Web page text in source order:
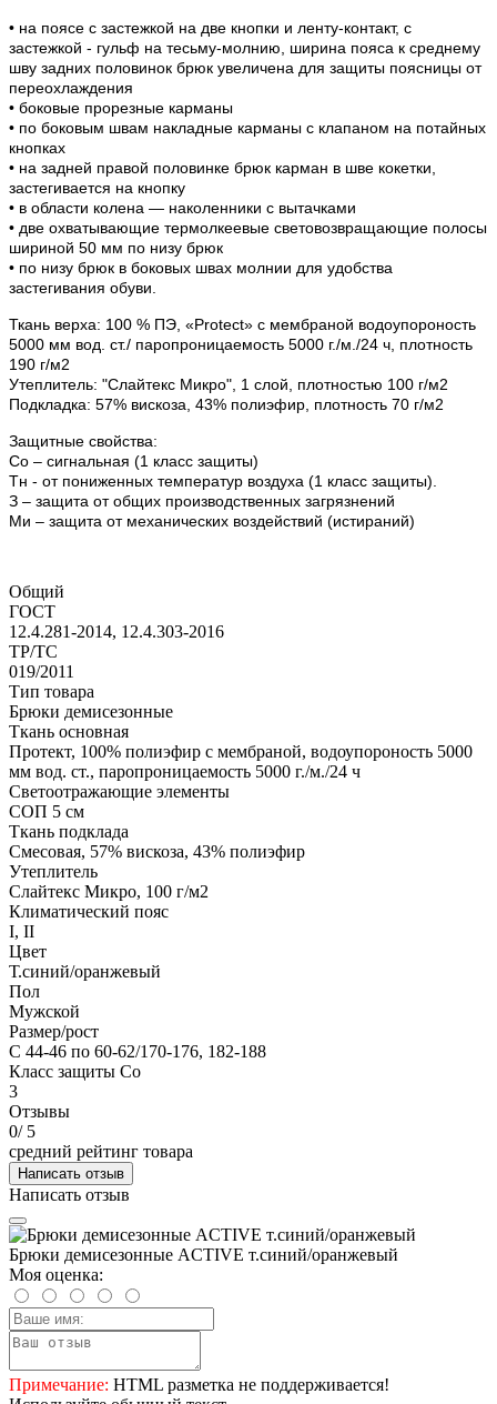
• на поясе с застежкой на две кнопки и ленту-контакт, с
застежкой - гульф на тесьму-молнию, ширина пояса к среднему
шву задних половинок брюк увеличена для защиты поясницы от
переохлаждения
• боковые прорезные карманы
• по боковым швам накладные карманы с клапаном на потайных
кнопках
• на задней правой половинке брюк карман в шве кокетки,
застегивается на кнопку
• в области колена — наколенники с вытачками
• две охватывающие термолкеевые световозвращающие полосы
шириной 50 мм по низу брюк
• по низу брюк в боковых швах молнии для удобства
застегивания обуви.
Ткань верха: 100 % ПЭ, «Protect» с мембраной водоупороность
5000 мм вод. ст./ паропроницаемость 5000 г./м./24 ч, плотность
190 г/м2
Утеплитель: "Слайтекс Микро", 1 слой, плотностью 100 г/м2
Подкладка: 57% вискоза, 43% полиэфир, плотность 70 г/м2
Защитные свойства:
Со – сигнальная (1 класс защиты)
Тн - от пониженных температур воздуха (1 класс защиты).
З – защита от общих производственных загрязнений
Ми – защита от механических воздействий (истираний)
Общий
ГОСТ
12.4.281-2014, 12.4.303-2016
ТР/ТС
019/2011
Тип товара
Брюки демисезонные
Ткань основная
Протект, 100% полиэфир с мембраной, водоупороность 5000
мм вод. ст., паропроницаемость 5000 г./м./24 ч
Светоотражающие элементы
СОП 5 см
Ткань подклада
Смесовая, 57% вискоза, 43% полиэфир
Утеплитель
Слайтекс Микро, 100 г/м2
Климатический пояс
I, II
Цвет
Т.синий/оранжевый
Пол
Мужской
Размер/рост
С 44-46 по 60-62/170-176, 182-188
Класс защиты Со
3
Отзывы
0/ 5
средний рейтинг товара
Написать отзыв
Написать отзыв
Брюки демисезонные ACTIVE т.синий/оранжевый
Моя оценка:
Примечание: HTML разметка не поддерживается!